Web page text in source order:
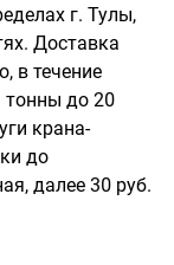
г. Тулы,
Доставка
в течение
тонны до 20
крана-
до
далее 30 руб.